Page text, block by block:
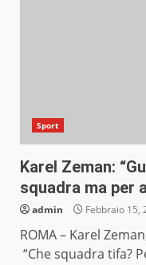
Sport
Karel Zeman:
squadra ma per
admin Febbraio 15,
ROMA – Karel
“Che squadra tifa?